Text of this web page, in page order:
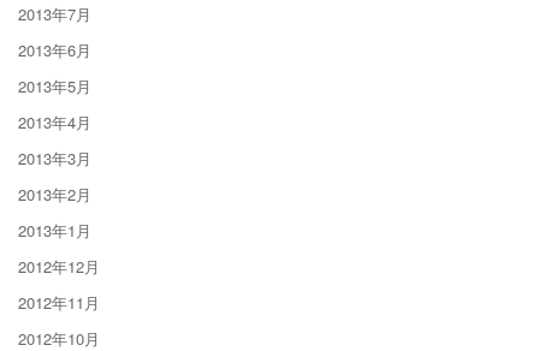
2013年7月
2013年6月
2013年5月
2013年4月
2013年3月
2013年2月
2013年1月
2012年12月
2012年11月
2012年10月